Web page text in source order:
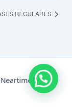
REGULARES